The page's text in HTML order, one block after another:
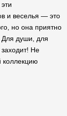
и веселья — это
но она приятно
Для души, для
Не
коллекцию